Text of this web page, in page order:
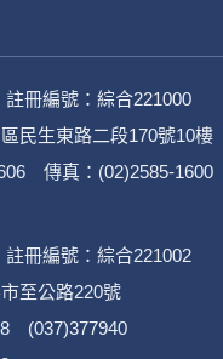
其他與第三人合作之行
子郵件信箱、通訊軟帳
卡號碼、持卡人姓名
碼、護照姓名、護照有
冊編號：綜合221000
民生東路二段170號10樓
傳真：(02)2585-1600
冊編號：綜合221002
至公路220號
(037)377940